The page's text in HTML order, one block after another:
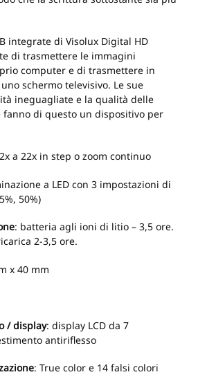
integrate di Visolux Digital HD
di trasmettere le immagini
computer e di trasmettere in
schermo televisivo. Le sue
ineguagliate e la qualità delle
di questo un dispositivo per
a 22x in step o zoom continuo
a LED con 3 impostazioni di
50%)
: batteria agli ioni di litio – 3,5 ore.
2-3,5 ore.
x 40 mm
/ display: display LCD da 7
antiriflesso
: True color e 14 falsi colori